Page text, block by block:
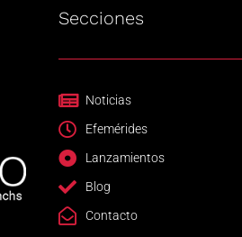
Secciones
Noticias
Efemérides
Lanzamientos
Blog
Contacto